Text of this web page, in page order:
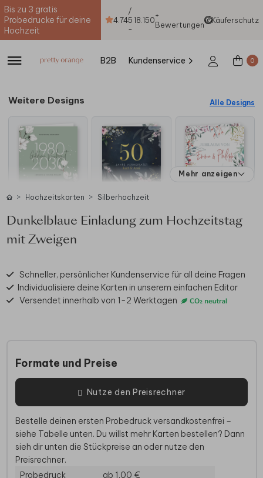
Bis zu 3 gratis
Probedrucke für deine
Hochzeit
4.74
/
5
-
18.150+
Bewertungen
Käuferschutz
B2B Kundenservice 0
Weitere Designs Alle Designs
Mehr anzeigen
Hochzeitskarten Silberhochzeit
Dunkelblaue Einladung zum Hochzeitstag
mit Zweigen
Schneller, persönlicher Kundenservice für all deine Fragen
Individualisiere deine Karten in unserem einfachen Editor
Versendet innerhalb von 1-2 Werktagen
Formate und Preise
Nutze den Preisrechner
Bestelle deinen ersten Probedruck versandkostenfrei –
siehe Tabelle unten. Du willst mehr Karten bestellen? Dann
sieh dir unten die Stückpreise an oder nutze den
Preisrechner.
Probedruck
ab 1,00 €